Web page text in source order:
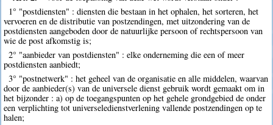
1° "postdiensten" : diensten die bestaan in het ophalen, het sorteren, het
vervoeren en de distributie van postzendingen, met uitzondering van de
postdiensten aangeboden door de natuurlijke persoon of rechtspersoon van
wie de post afkomstig is;
2° "aanbieder van postdiensten" : elke onderneming die een of meer
postdiensten aanbiedt;
3° "postnetwerk" : het geheel van de organisatie en alle middelen, waarvan
door de aanbieder(s) van de universele dienst gebruik wordt gemaakt om in
het bijzonder : a) op de toegangspunten op het gehele grondgebied de onder
een verplichting tot universeledienstverlening vallende postzendingen op te
halen;